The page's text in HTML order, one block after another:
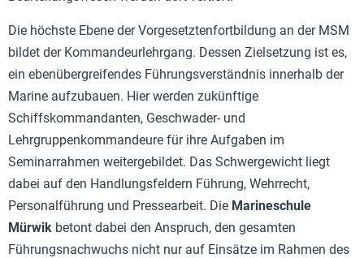
Die höchste Ebene der Vorgesetztenfortbildung an der MSM
bildet der Kommandeurlehrgang. Dessen Zielsetzung ist es,
ein ebenübergreifendes Führungsverständnis innerhalb der
Marine aufzubauen. Hier werden zukünftige
Schiffskommandanten, Geschwader- und
Lehrgruppenkommandeure für ihre Aufgaben im
Seminarrahmen weitergebildet. Das Schwergewicht liegt
dabei auf den Handlungsfeldern Führung, Wehrrecht,
Personalführung und Pressearbeit. Die Marineschule
Mürwik betont dabei den Anspruch, den gesamten
Führungsnachwuchs nicht nur auf Einsätze im Rahmen des